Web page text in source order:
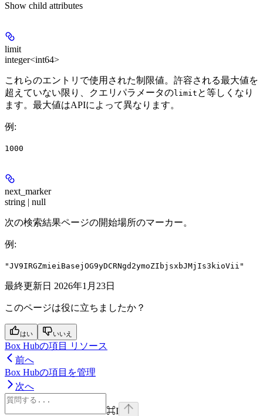
Show child attributes
limit
integer<int64>
これらのエントリで使用された制限値。許容される最大値を
超えていない限り、クエリパラメータのlimit と等しくなり
ます。最大値はAPIによって異なります。
例 :
1000
next_marker
string | null
次の検索結果ページの開始場所のマーカー。
例 :
"JV9IRGZmieiBasejOG9yDCRNgd2ymoZIbjsxbJMjIs3kioVii"
最終更新日 2026年1月23日
このページは役に立ちましたか？
はい いいえ
Box Hubの項目 リソース
前へ
Box Hubの項目を管理
次へ
⌘I